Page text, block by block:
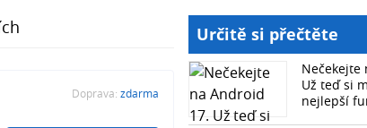
Doprava: zdarma
Určitě si přečtěte
Nečekejte
Už teď si
nejlepší